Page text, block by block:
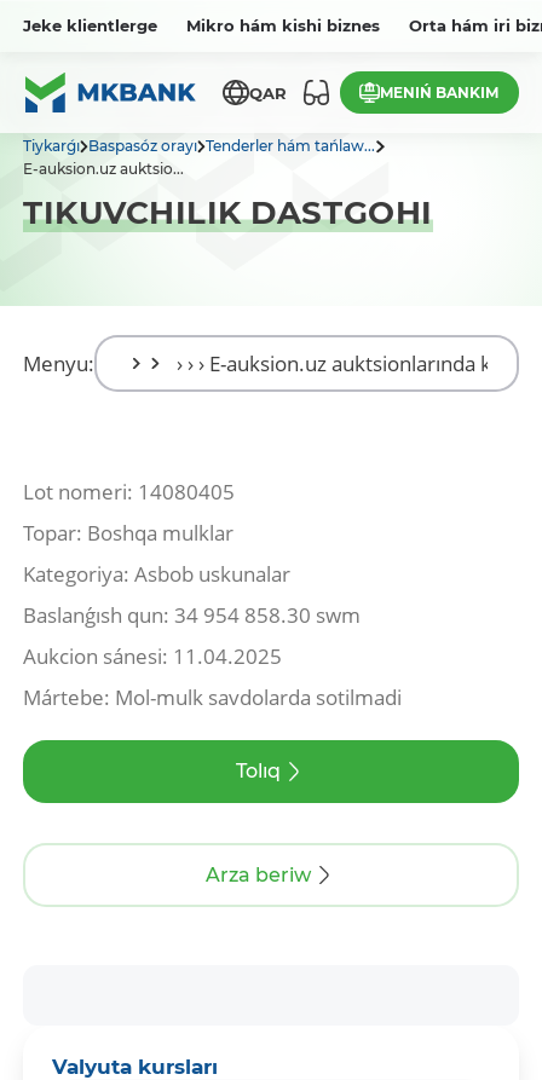
Jeke klientlerge Mikro hám kishi biznes Orta hám iri
QAR MENIŃ BANKIM
Tiykarǵı Baspasóz orayı Tenderler hám tańlaw...
E-auksion.uz auktsio...
TIKUVCHILIK DASTGOHI
Menyu:
Lot nomeri: 14080405
Topar: Boshqa mulklar
Kategoriya: Asbob uskunalar
Baslanǵısh qun: 34 954 858.30 swm
Aukcion sánesi: 11.04.2025
Mártebe: Mol-mulk savdolarda sotilmadi
Tolıq
Arza beriw
Valyuta kursları